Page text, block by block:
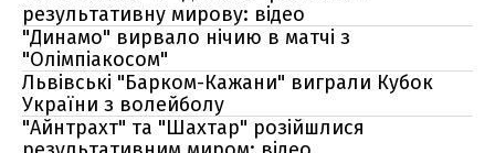
результативну мирову: відео
"Динамо" вирвало нічию в матчі з
"Олімпіакосом"
Львівські "Барком-Кажани" виграли Кубок
України з волейболу
"Айнтрахт" та "Шахтар" розійшлися